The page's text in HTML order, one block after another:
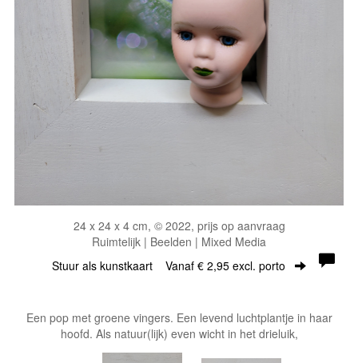
24 x 24 x 4 cm, © 2022, prijs op aanvraag
Ruimtelijk | Beelden | Mixed Media
Stuur als kunstkaart Vanaf € 2,95 excl. porto
Een pop met groene vingers. Een levend luchtplantje in haar
hoofd. Als natuur(lijk) even wicht in het drieluik,